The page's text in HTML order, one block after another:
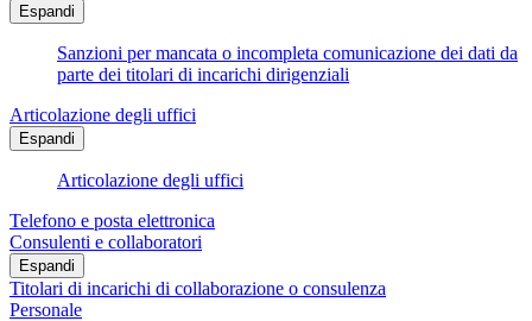
Espandi
Sanzioni per mancata o incompleta comunicazione dei dati da
parte dei titolari di incarichi dirigenziali
Articolazione degli uffici
Espandi
Articolazione degli uffici
Telefono e posta elettronica
Consulenti e collaboratori
Espandi
Titolari di incarichi di collaborazione o consulenza
Personale